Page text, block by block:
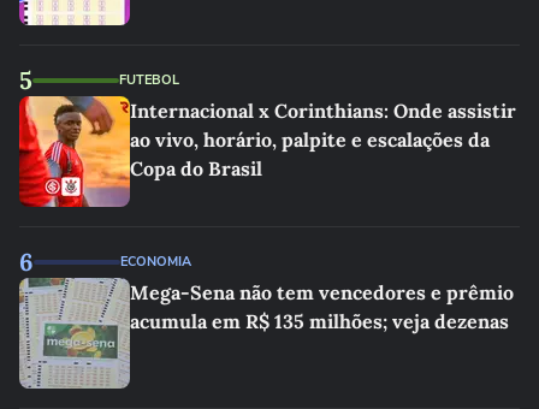
5 FUTEBOL
Internacional x Corinthians: Onde assistir
ao vivo, horário, palpite e escalações da
Copa do Brasil
6 ECONOMIA
Mega-Sena não tem vencedores e prêmio
acumula em R$ 135 milhões; veja dezenas